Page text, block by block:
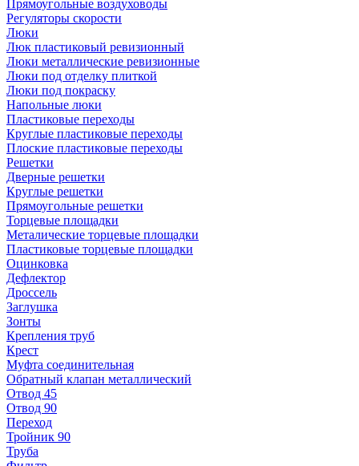
Прямоугольные воздуховоды
Регуляторы скорости
Люки
Люк пластиковый ревизионный
Люки металлические ревизионные
Люки под отделку плиткой
Люки под покраску
Напольные люки
Пластиковые переходы
Круглые пластиковые переходы
Плоские пластиковые переходы
Решетки
Дверные решетки
Круглые решетки
Прямоугольные решетки
Торцевые площадки
Металические торцевые площадки
Пластиковые торцевые площадки
Оцинковка
Дефлектор
Дроссель
Заглушка
Зонты
Крепления труб
Крест
Муфта соединительная
Обратный клапан металлический
Отвод 45
Отвод 90
Переход
Тройник 90
Труба